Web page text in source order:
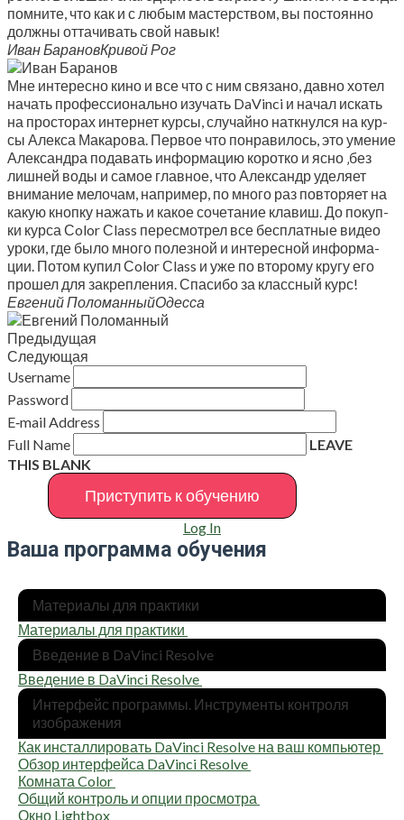
помни­те, что как и с любым мастер­ством, вы посто­ян­но
долж­ны отта­чи­вать свой навык!
Иван Бара­новКри­вой Рог
Мне инте­рес­но кино и все что с ним свя­за­но, дав­но хотел
начать про­фес­си­о­наль­но изу­чать DaVinci и начал искать
на про­сто­рах интер­нет кур­сы, слу­чай­но наткнул­ся на кур­
сы Алек­са Мака­ро­ва. Пер­вое что понра­ви­лось, это уме­ние
Алек­сандра пода­вать инфор­ма­цию корот­ко и ясно ‚без
лиш­ней воды и самое глав­ное, что Алек­сандр уде­ля­ет
вни­ма­ние мело­чам, напри­мер, по мно­го раз повто­ря­ет на
какую кноп­ку нажать и какое соче­та­ние кла­виш. До покуп­
ки кур­са Сolor Сlass пере­смот­рел все бес­плат­ные видео
уро­ки, где было мно­го полез­ной и инте­рес­ной инфор­ма­
ции. Потом купил Сolor Сlass и уже по вто­ро­му кру­гу его
про­шел для закреп­ле­ния. Спа­си­бо за класс­ный курс!
Евге­ний Поло­ман­ныйОдес­са
Преды­ду­щая
Сле­ду­ю­щая
Username
Password
E‑mail Address
Full Name
LEAVE
THIS BLANK
Log In
Ваша программа обучения
Мате­ри­а­лы для практики
Мате­ри­а­лы для практики
Вве­де­ние в DaVinci Resolve
Вве­де­ние в DaVinci Resolve
Интер­фейс про­грам­мы. Инстру­мен­ты кон­тро­ля
изображения
Как инстал­ли­ро­вать DaVinci Resolve на ваш компьютер
Обзор интер­фей­са DaVinci Resolve
Ком­на­та Color
Общий кон­троль и опции просмотра
Окно Lightbox